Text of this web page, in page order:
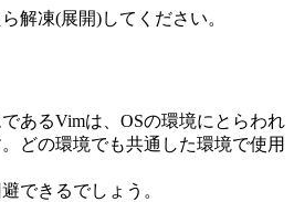
解凍(展開)してください。
あるVimは、OSの環境にとらわれ
どの環境でも共通した環境で使用
できるでしょう。